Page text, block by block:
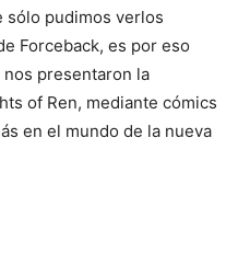
sólo pudimos verlos
Forceback, es por eso
presentaron la
of Ren, mediante cómics
en el mundo de la nueva